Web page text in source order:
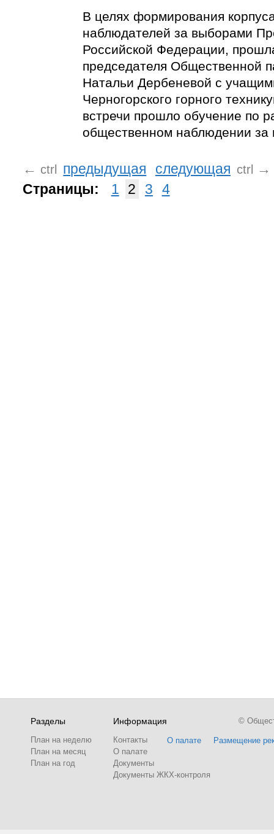
В целях формирования
наблюдателей за выборами
Российской Федерации,
председателя Общественной
Натальи Дербеневой с
Черногорского горного
встречи прошло обучение по
общественном наблюдении за
← ctrl предыдущая следующая ctrl
→
Страницы:
1 2 3 4
Разделы
План на неделю
План на месяц
План на год
Информация
Контакты
О палате
Документы
Документы ЖКХ-контроля
О палате Размещение
©